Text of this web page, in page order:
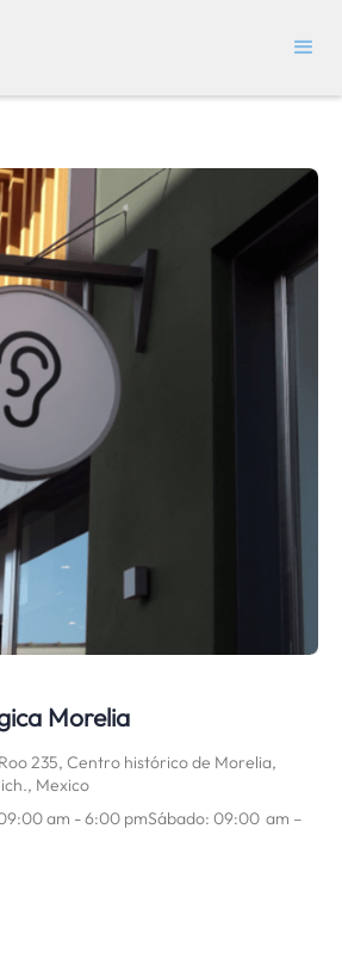
Morelia
235, Centro histórico de Morelia,
Mexico
am - 6:00 pmSábado: 09:00 am –